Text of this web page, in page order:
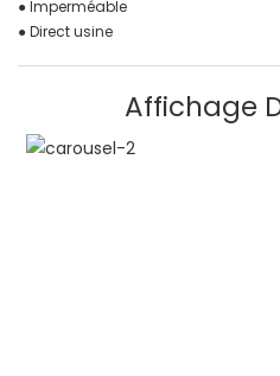
● Imperméable
● Direct usine
Affichage